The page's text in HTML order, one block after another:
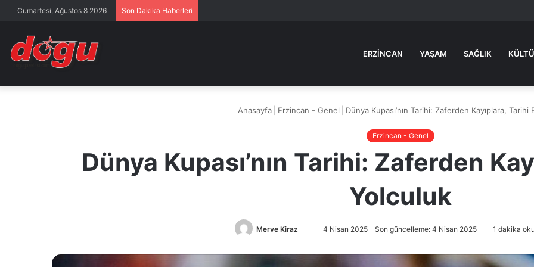
Cumartesi, Ağustos 8 2026 Son Dakika Haberleri
ERZINCAN YAŞAM SAĞLIK
Anasayfa Erzincan - Genel Dünya Kupası’nın Tarihi: Zaferden Kayıplara, Tarihi
Erzincan - Genel
Dünya Kupası’nın Tarihi: Zaferden
Yolculuk
Merve Kiraz 4 Nisan 2025 Son güncelleme: 4 Nisan 2025 1 dakika